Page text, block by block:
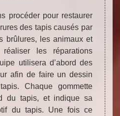
procéder pour restaurer
des tapis causés par
brûlures, les animaux et
les réparations
utilisera d’abord des
afin de faire un dessin
Chaque gommette
du tapis, et indique sa
du tapis. Une fois ce